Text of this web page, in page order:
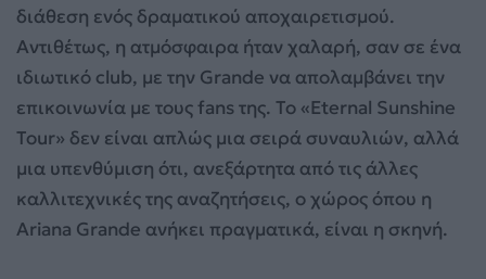
διάθεση ενός δραματικού αποχαιρετισμού.
Αντιθέτως, η ατμόσφαιρα ήταν χαλαρή, σαν σε ένα
ιδιωτικό club, με την Grande να απολαμβάνει την
επικοινωνία με τους fans της. Το «Eternal Sunshine
Tour» δεν είναι απλώς μια σειρά συναυλιών, αλλά
μια υπενθύμιση ότι, ανεξάρτητα από τις άλλες
καλλιτεχνικές της αναζητήσεις, ο χώρος όπου η
Ariana Grande ανήκει πραγματικά, είναι η σκηνή.